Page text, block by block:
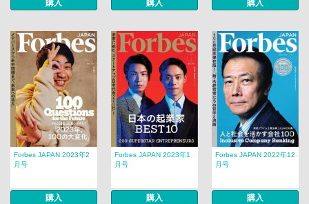
購入 購入 購入
Forbes JAPAN 2023年2
月号
購入
Forbes JAPAN 2023年1
月号
購入
Forbes JAPAN 2022年12
月号
購入